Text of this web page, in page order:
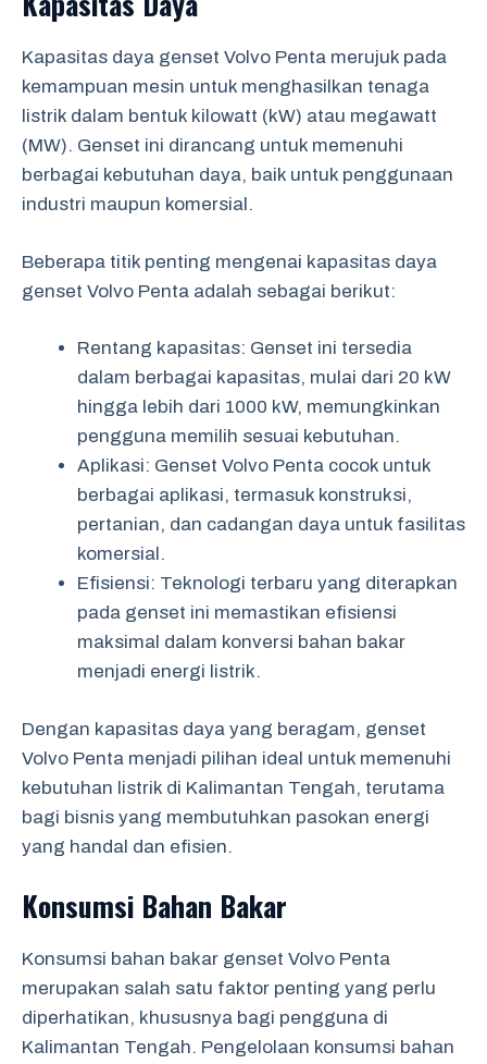
Kapasitas daya genset Volvo Penta merujuk pada
kemampuan mesin untuk menghasilkan tenaga
listrik dalam bentuk kilowatt (kW) atau megawatt
(MW). Genset ini dirancang untuk memenuhi
berbagai kebutuhan daya, baik untuk penggunaan
industri maupun komersial.
Beberapa titik penting mengenai kapasitas daya
genset Volvo Penta adalah sebagai berikut:
Rentang kapasitas: Genset ini tersedia
dalam berbagai kapasitas, mulai dari 20 kW
hingga lebih dari 1000 kW, memungkinkan
pengguna memilih sesuai kebutuhan.
Aplikasi: Genset Volvo Penta cocok untuk
berbagai aplikasi, termasuk konstruksi,
pertanian, dan cadangan daya untuk fasilitas
komersial.
Efisiensi: Teknologi terbaru yang diterapkan
pada genset ini memastikan efisiensi
maksimal dalam konversi bahan bakar
menjadi energi listrik.
Dengan kapasitas daya yang beragam, genset
Volvo Penta menjadi pilihan ideal untuk memenuhi
kebutuhan listrik di Kalimantan Tengah, terutama
bagi bisnis yang membutuhkan pasokan energi
yang handal dan efisien.
Konsumsi Bahan Bakar
Konsumsi bahan bakar genset Volvo Penta
merupakan salah satu faktor penting yang perlu
diperhatikan, khususnya bagi pengguna di
Kalimantan Tengah. Pengelolaan konsumsi bahan